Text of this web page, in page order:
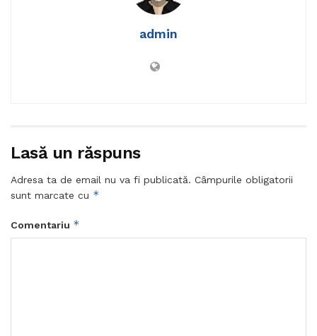
admin
Lasă un răspuns
Adresa ta de email nu va fi publicată. Câmpurile obligatorii
sunt marcate cu *
Comentariu *